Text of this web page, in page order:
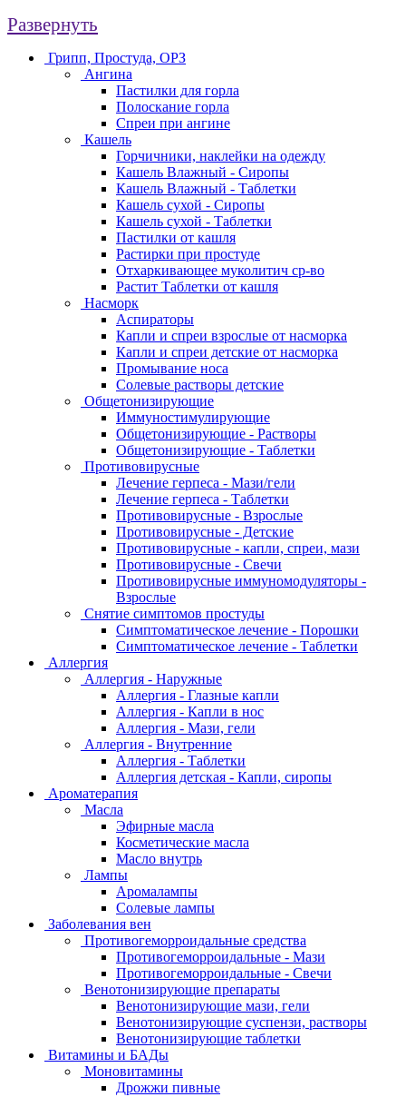
Развернуть
Грипп, Простуда, ОРЗ
Ангина
Пастилки для горла
Полоскание горла
Спреи при ангине
Кашель
Горчичники, наклейки на одежду
Кашель Влажный - Сиропы
Кашель Влажный - Таблетки
Кашель сухой - Сиропы
Кашель сухой - Таблетки
Пастилки от кашля
Растирки при простуде
Отхаркивающее муколитич ср-во
Растит Таблетки от кашля
Насморк
Аспираторы
Капли и спреи взрослые от насморка
Капли и спреи детские от насморка
Промывание носа
Солевые растворы детские
Общетонизирующие
Иммуностимулирующие
Общетонизирующие - Растворы
Общетонизирующие - Таблетки
Противовирусные
Лечение герпеса - Мази/гели
Лечение герпеса - Таблетки
Противовирусные - Взрослые
Противовирусные - Детские
Противовирусные - капли, спреи, мази
Противовирусные - Свечи
Противовирусные иммуномодуляторы -
Взрослые
Снятие симптомов простуды
Симптоматическое лечение - Порошки
Симптоматическое лечение - Таблетки
Аллергия
Аллергия - Наружные
Аллергия - Глазные капли
Аллергия - Капли в нос
Аллергия - Мази, гели
Аллергия - Внутренние
Аллергия - Таблетки
Аллергия детская - Капли, сиропы
Ароматерапия
Масла
Эфирные масла
Косметические масла
Масло внутрь
Лампы
Аромалампы
Солевые лампы
Заболевания вен
Противогеморроидальные средства
Противогеморроидальные - Мази
Противогеморроидальные - Свечи
Венотонизирующие препараты
Венотонизирующие мази, гели
Венотонизирующие суспензи, растворы
Венотонизирующие таблетки
Витамины и БАДы
Моновитамины
Дрожжи пивные